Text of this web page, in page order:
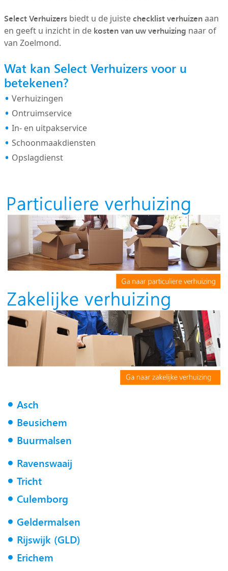
Select Verhuizersbiedt u de juistechecklist verhuizenaan
en geeft u inzicht in de kosten van uw verhuizing naar of
van Zoelmond.
Wat kan Select Verhuizers voor u
betekenen?
Verhuizingen
Ontruimservice
In- en uitpakservice
Schoonmaakdiensten
Opslagdienst
Asch
Beusichem
Buurmalsen
Ravenswaaij
Tricht
Culemborg
Geldermalsen
Rijswijk (GLD)
Erichem